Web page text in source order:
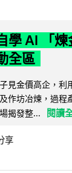
學 AI 「
全區
見金價高企，利
作坊冶煉，過程
揭發整...
閱讀
享